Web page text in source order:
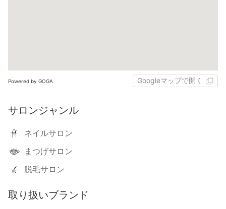
Powered by GOGA Googleマップで開く
サロンジャンル
ネイルサロン
まつげサロン
脱毛サロン
取り扱いブランド